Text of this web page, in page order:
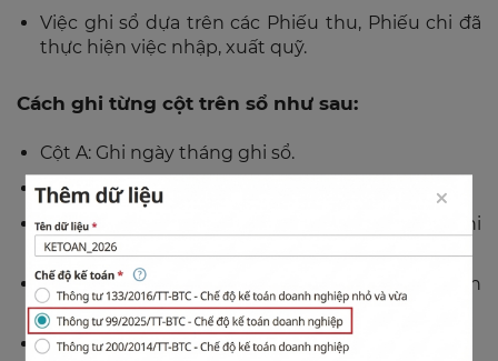
Việc ghi sổ dựa trên các Phiếu thu, Phiếu chi đã
thực hiện việc nhập, xuất quỹ.
Cách ghi từng cột trên sổ như sau:
Cột A: Ghi ngày tháng ghi sổ.
Cột B: Ghi ngày tháng của Phiếu thu, Phiếu chi.
Cột C, D: Ghi số hiệu Phiếu thu, số hiệu Phiếu chi
theo thứ tự liên tục từ nhỏ đến lớn.
Cột E: Ghi nội dung nghiệp vụ kinh tế ghi trên
Phiếu thu, Phiếu chi.
Cột 1: Ghi số tiền nhập quỹ.